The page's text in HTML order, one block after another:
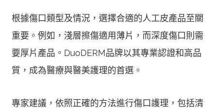
根據傷口類型及情況，選擇合適的人工皮產品至關
重要。例如，淺層擦傷適用薄片，而深度傷口則需
要厚片產品。DuoDERM品牌以其專業認證和高品
質，成為醫療與醫美護理的首選。
專家建議，依照正確的方法進行傷口護理，包括清